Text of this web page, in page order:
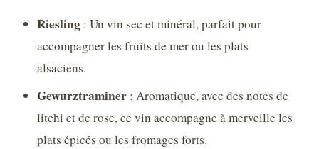
Riesling : Un vin sec et minéral, parfait pour
accompagner les fruits de mer ou les plats
alsaciens.
Gewurztraminer : Aromatique, avec des notes de
litchi et de rose, ce vin accompagne à merveille les
plats épicés ou les fromages forts.